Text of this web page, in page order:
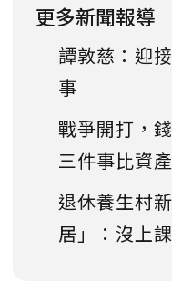
更多新聞報導
譚敦慈：迎
事
戰爭開打，
三件事比資
退休養生村
居」：沒上